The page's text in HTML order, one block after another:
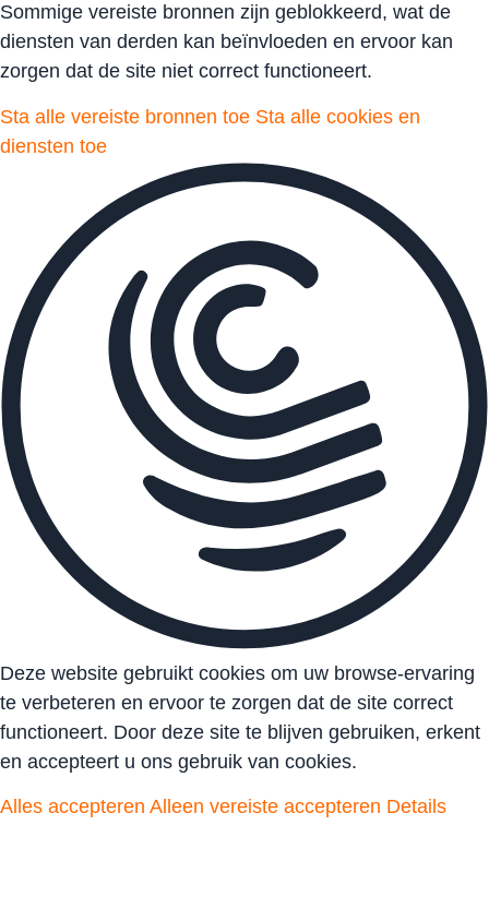
Sommige vereiste bronnen zijn geblokkeerd, wat de
diensten van derden kan beïnvloeden en ervoor kan
zorgen dat de site niet correct functioneert.
Sta alle vereiste bronnen toe Sta alle cookies en
diensten toe
Deze website gebruikt cookies om uw browse-ervaring
te verbeteren en ervoor te zorgen dat de site correct
functioneert. Door deze site te blijven gebruiken, erkent
en accepteert u ons gebruik van cookies.
Alles accepteren Alleen vereiste accepteren Details